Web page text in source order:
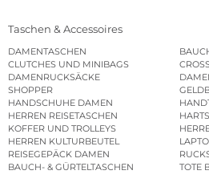
Taschen & Accessoires
DAMENTASCHEN
CLUTCHES UND MINIBAGS
DAMENRUCKSÄCKE
SHOPPER
HANDSCHUHE DAMEN
HERREN REISETASCHEN
KOFFER UND TROLLEYS
HERREN KULTURBEUTEL
REISEGEPÄCK DAMEN
BAUCH- & GÜRTELTASCHEN
TOTE